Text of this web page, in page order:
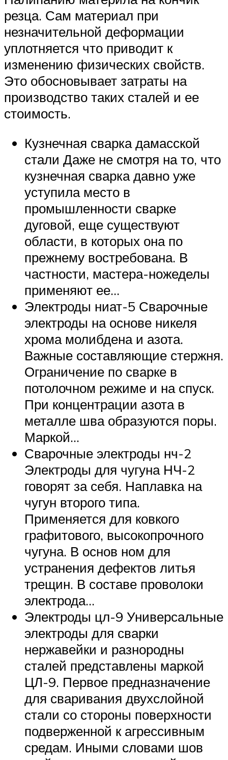
резца. Сам материал при
незначительной деформации
уплотняется что приводит к
изменению физических свойств.
Это обосновывает затраты на
производство таких сталей и ее
стоимость.
Кузнечная сварка дамасской
стали Даже не смотря на то, что
кузнечная сварка давно уже
уступила место в
промышленности сварке
дуговой, еще существуют
области, в которых она по
прежнему востребована. В
частности, мастера-ножеделы
применяют ее…
Электроды ниат-5 Сварочные
электроды на основе никеля
хрома молибдена и азота.
Важные составляющие стержня.
Ограничение по сварке в
потолочном режиме и на спуск.
При концентрации азота в
металле шва образуются поры.
Маркой…
Сварочные электроды нч-2
Электроды для чугуна НЧ-2
говорят за себя. Наплавка на
чугун второго типа.
Применяется для ковкого
графитового, высокопрочного
чугуна. В основ ном для
устранения дефектов литья
трещин. В составе проволоки
электрода…
Электроды цл-9 Универсальные
электроды для сварки
нержавейки и разнородны
сталей представлены маркой
ЦЛ-9. Первое предназначение
для сваривания двухслойной
стали со стороны поверхности
подверженной к агрессивным
средам. Иными словами шов